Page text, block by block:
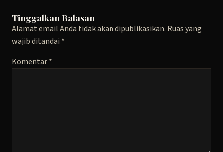
Tinggalkan Balasan
Alamat email Anda tidak akan dipublikasikan. Ruas yang
wajib ditandai *
Komentar*